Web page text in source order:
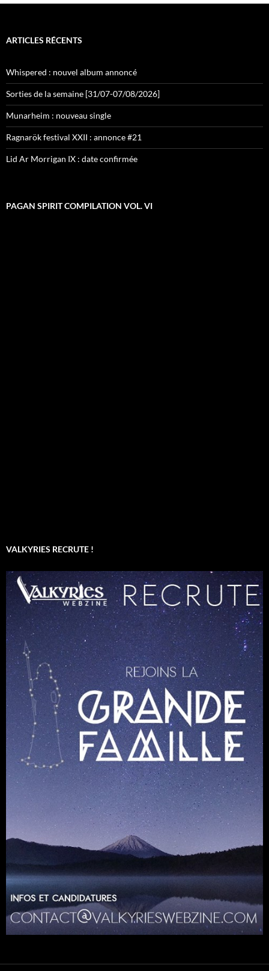
ARTICLES RÉCENTS
Whispered : nouvel album annoncé
Sorties de la semaine [31/07-07/08/2026]
Munarheim : nouveau single
Ragnarök festival XXII : annonce #21
Lid Ar Morrigan IX : date confirmée
PAGAN SPIRIT COMPILATION VOL. VI
VALKYRIES RECRUTE !